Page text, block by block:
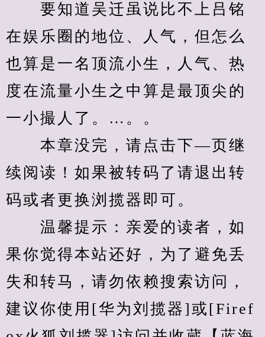
要知道吴迁虽说比不上吕铭
在娱乐圈的地位、人气，但怎么
也算是一名顶流小生，人气、热
度在流量小生之中算是最顶尖的
一小撮人了。…。。
本章没完，请点击下—页继
续阅读！如果被转码了请退出转
码或者更换浏揽器即可。
温馨提示：亲爱的读者，如
果你觉得本站还好，为了避免丢
失和转马，请勿依赖搜索访问，
建议你使用[华为刘揽器]或[Firef